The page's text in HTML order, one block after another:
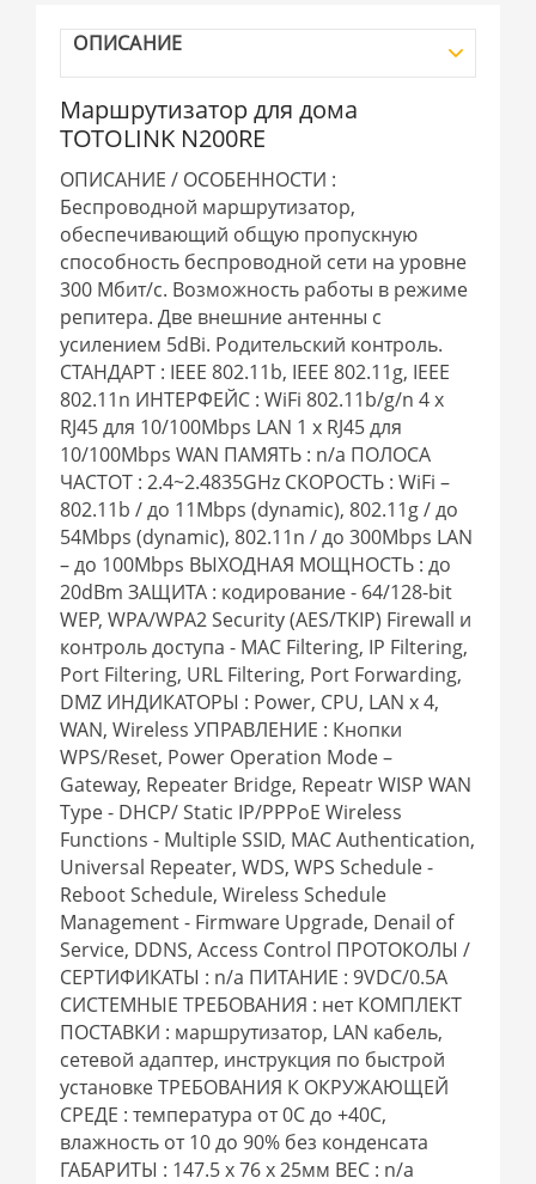
ОПИСАНИЕ
Маршрутизатор для дома
TOTOLINK N200RE
ОПИСАНИЕ / ОСОБЕННОСТИ :
Беспроводной маршрутизатор,
обеспечивающий общую пропускную
способность беспроводной сети на уровне
300 Мбит/с. Возможность работы в режиме
репитера. Две внешние антенны с
усилением 5dBi. Родительский контроль.
СТАНДАРТ : IEEE 802.11b, IEEE 802.11g, IEEE
802.11n ИНТЕРФЕЙС : WiFi 802.11b/g/n 4 x
RJ45 для 10/100Mbps LAN 1 x RJ45 для
10/100Mbps WAN ПАМЯТЬ : n/a ПОЛОСА
ЧАСТОТ : 2.4~2.4835GHz СКОРОСТЬ : WiFi –
802.11b / до 11Mbps (dynamic), 802.11g / до
54Mbps (dynamic), 802.11n / до 300Mbps LAN
– до 100Mbps ВЫХОДНАЯ МОЩНОСТЬ : до
20dBm ЗАЩИТА : кодирование - 64/128-bit
WEP, WPA/WPA2 Security (AES/TKIP) Firewall и
контроль доступа - MAC Filtering, IP Filtering,
Port Filtering, URL Filtering, Port Forwarding,
DMZ ИНДИКАТОРЫ : Power, CPU, LAN x 4,
WAN, Wireless УПРАВЛЕНИЕ : Кнопки
WPS/Reset, Power Operation Mode –
Gateway, Repeater Bridge, Repeatr WISP WAN
Type - DHCP/ Static IP/PPPoE Wireless
Functions - Multiple SSID, MAC Authentication,
Universal Repeater, WDS, WPS Schedule -
Reboot Schedule, Wireless Schedule
Management - Firmware Upgrade, Denail of
Service, DDNS, Access Control ПРОТОКОЛЫ /
СЕРТИФИКАТЫ : n/a ПИТАНИЕ : 9VDC/0.5A
СИСТЕМНЫЕ ТРЕБОВАНИЯ : нет КОМПЛЕКТ
ПОСТАВКИ : маршрутизатор, LAN кабель,
сетевой адаптер, инструкция по быстрой
установке ТРЕБОВАНИЯ К ОКРУЖАЮЩЕЙ
СРЕДЕ : температура от 0C до +40С,
влажность от 10 до 90% без конденсата
ГАБАРИТЫ : 147.5 x 76 x 25мм ВЕС : n/a